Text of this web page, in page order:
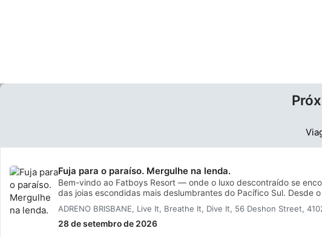
Fuja para o paraíso. Mergulhe na lenda.
Bem-vindo ao Fatboys Resort — onde o luxo descontraído se
das joias escondidas mais deslumbrantes do Pacífico Sul. Desde
água fica de um azul inacreditável e a aventura te espera logo
que parece saída de um cartão-postal, a apenas uma curta
exclusivo na ilha é pura magia tropical. Com apenas seis bangalôs
ADRENO BRISBANE, Live It, Breathe It, Dive It, 56 Deshon Street,
28 de setembro de 2026